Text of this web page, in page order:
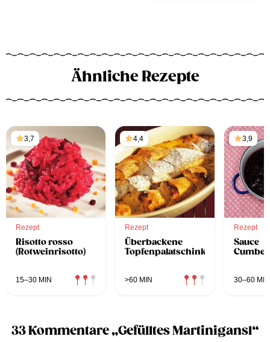
Ähnliche Rezepte
3,7
Rezept
Risotto rosso
(Rotweinrisotto)
15–30 MIN
4,4
Rezept
Überbackene
Topfenpalatschinken
>60 MIN
3,9
Rezept
Sauce
30–60 MIN
33 Kommentare „Gefülltes Martinigansl“